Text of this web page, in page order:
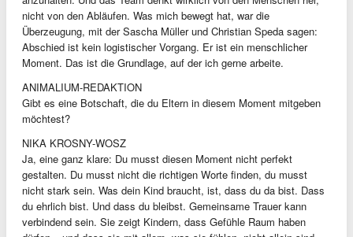
nicht von den Abläufen. Was mich bewegt hat, war die
Überzeugung, mit der Sascha Müller und Christian Speda sagen:
Abschied ist kein logistischer Vorgang. Er ist ein menschlicher
Moment. Das ist die Grundlage, auf der ich gerne arbeite.
ANIMALIUM-REDAKTION
Gibt es eine Botschaft, die du Eltern in diesem Moment mitgeben
möchtest?
NIKA KROSNY-WOSZ
Ja, eine ganz klare: Du musst diesen Moment nicht perfekt
gestalten. Du musst nicht die richtigen Worte finden, du musst
nicht stark sein. Was dein Kind braucht, ist, dass du da bist. Dass
du ehrlich bist. Und dass du bleibst. Gemeinsame Trauer kann
verbindend sein. Sie zeigt Kindern, dass Gefühle Raum haben